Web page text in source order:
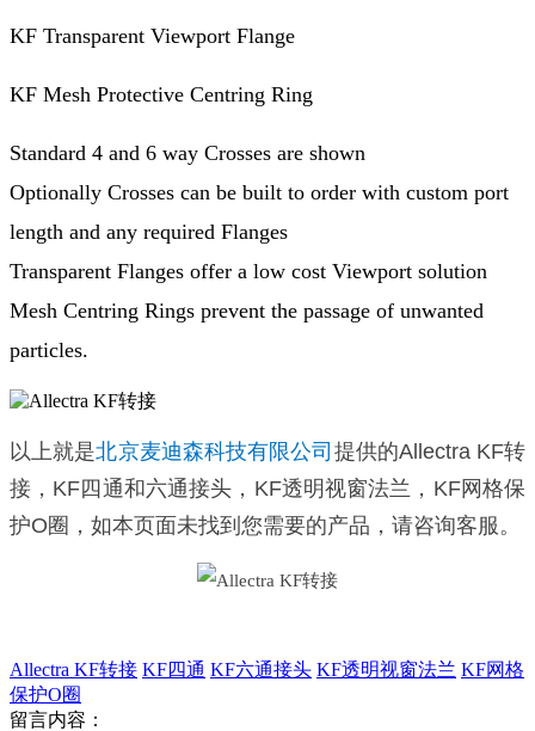
KF Transparent Viewport Flange
KF Mesh Protective Centring Ring
Standard 4 and 6 way Crosses are shown
Optionally Crosses can be built to order with custom port
length and any required Flanges
Transparent Flanges offer a low cost Viewport solution
Mesh Centring Rings prevent the passage of unwanted
particles.
以上就是北京麦迪森科技有限公司 提供的Allectra KF转
接，KF四通和六通接头，KF透明视窗法兰，KF网格保
护O圈 ，如本页面未找到您需要的产品，请咨询客服。
Allectra KF转接 KF四通 KF六通接头 KF透明视窗法兰 KF网格
保护O圈
留言内容：